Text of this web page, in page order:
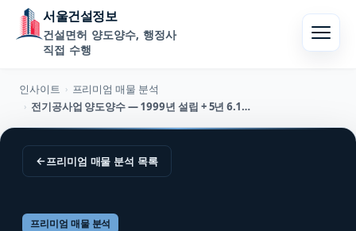
서울건설정보
건설면허 양도양수, 행정사
직접 수행
인사이트 › 프리미엄 매물 분석
› 전기공사업 양도양수 — 1999년 설립 + 5년 6.17억 (매물 2821)
←프리미엄 매물 분석 목록
프리미엄 매물 분석